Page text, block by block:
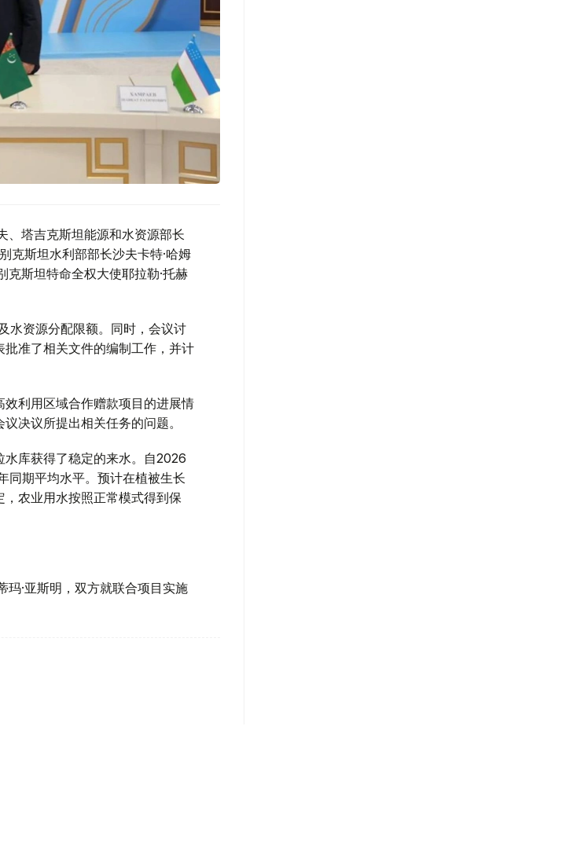
、塔吉克斯坦能源和水资源部长
克斯坦水利部部长沙夫卡特·哈姆
克斯坦特命全权大使耶拉勒·托赫
水资源分配限额。同时，会议讨
准了相关文件的编制工作，并计
利用区域合作赠款项目的进展情
决议所提出相关任务的问题。
库获得了稳定的来水。自2026
同期平均水平。预计在植被生长
农业用水按照正常模式得到保
玛·亚斯明，双方就联合项目实施